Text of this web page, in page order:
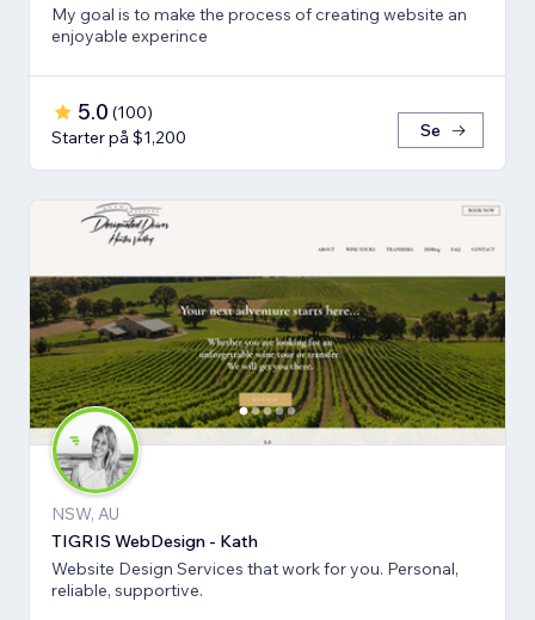
My goal is to make the process of creating website an
enjoyable experince
5.0 (100)
Starter på $1,200
Se
NSW, AU
TIGRIS WebDesign - Kath
Website Design Services that work for you. Personal,
reliable, supportive.